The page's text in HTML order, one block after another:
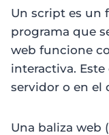
Un script es un
programa que
web funcione
interactiva.
servidor o en el
Una baliza web